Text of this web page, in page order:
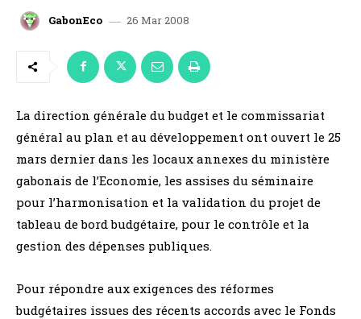
GabonEco 26 Mar 2008
La direction générale du budget et le commissariat
général au plan et au développement ont ouvert le 25
mars dernier dans les locaux annexes du ministère
gabonais de l’Economie, les assises du séminaire
pour l’harmonisation et la validation du projet de
tableau de bord budgétaire, pour le contrôle et la
gestion des dépenses publiques.
Pour répondre aux exigences des réformes
budgétaires issues des récents accords avec le Fonds